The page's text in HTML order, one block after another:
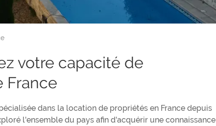
votre capacité de
France
dans la location de propriétés en France depuis
l'ensemble du pays afin d'acquérir une connaissance